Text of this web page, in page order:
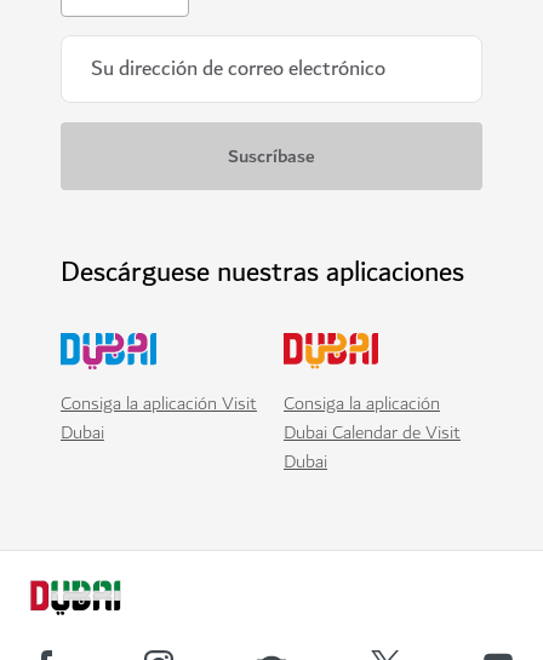
Descárguese nuestras aplicaciones
Consiga la aplicación Visit
Dubai
Consiga la aplicación
Dubai Calendar de Visit
Dubai